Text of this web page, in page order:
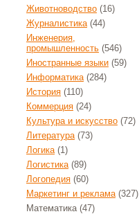
Животноводство (16)
Журналистика(44)
Инженерия,
промышленность (546)
Иностранные языки (59)
Информатика(284)
История (110)
Коммерция (24)
Культура и искусство (72)
Литература(73)
Логика(1)
Логистика(89)
Логопедия (60)
Маркетинг и реклама(327)
Математика(47)